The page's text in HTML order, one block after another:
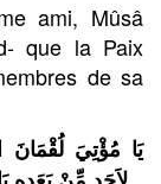
ami, Mûsâ
que la Paix
de sa
يَا مُؤْتِيَ لُقْمَانَ